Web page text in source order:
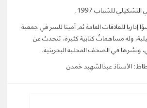
للشباب 1997.
إداريا للعلاقات العامة ثم أمينا للسر في جمعية
وله مساهماتٌ كتابية كثيرة، تتحدث عن
ونشرها في الصحف المحلية البحرينية.
الأستاذ عبدالشهيد خمدن